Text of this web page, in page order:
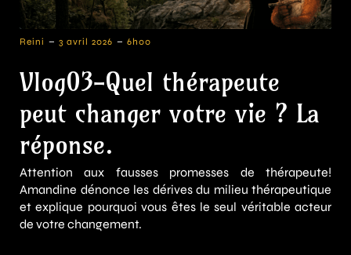
Reini - 3 avril 2026 - 6h00
Vlog03-Quel thérapeute
peut changer votre vie ? La
réponse.
Attention aux fausses promesses de thérapeute!
Amandine dénonce les dérives du milieu thérapeutique
et explique pourquoi vous êtes le seul véritable acteur
de votre changement.